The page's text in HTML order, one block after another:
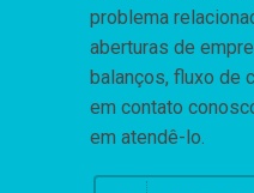
problema
aberturas de
balanços, fluxo de
em contato
em atendê-lo.